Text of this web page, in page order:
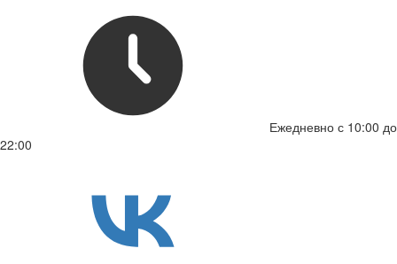
Ежедневно с 10:00 до
22:00